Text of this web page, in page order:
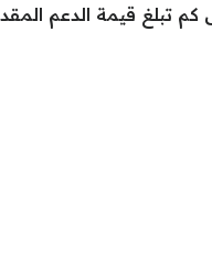
كم تبلغ قيمة الدعم